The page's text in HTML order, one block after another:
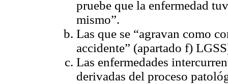
pruebe que la enfermedad
mismo”.
Las que se “agravan como
accidente” (apartado f)
Las enfermedades
derivadas del proceso